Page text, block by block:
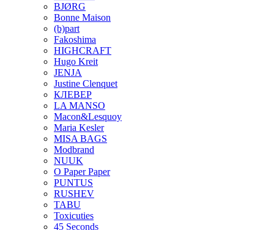
BJØRG
Bonne Maison
(b)part
Fakoshima
HIGHCRAFT
Hugo Kreit
JENJA
Justine Clenquet
КЛЕВЕР
LA MANSO
Macon&Lesquoy
Maria Kesler
MISA BAGS
Modbrand
NUUK
O Paper Paper
PUNTUS
RUSHEV
TABU
Toxicuties
45 Seconds